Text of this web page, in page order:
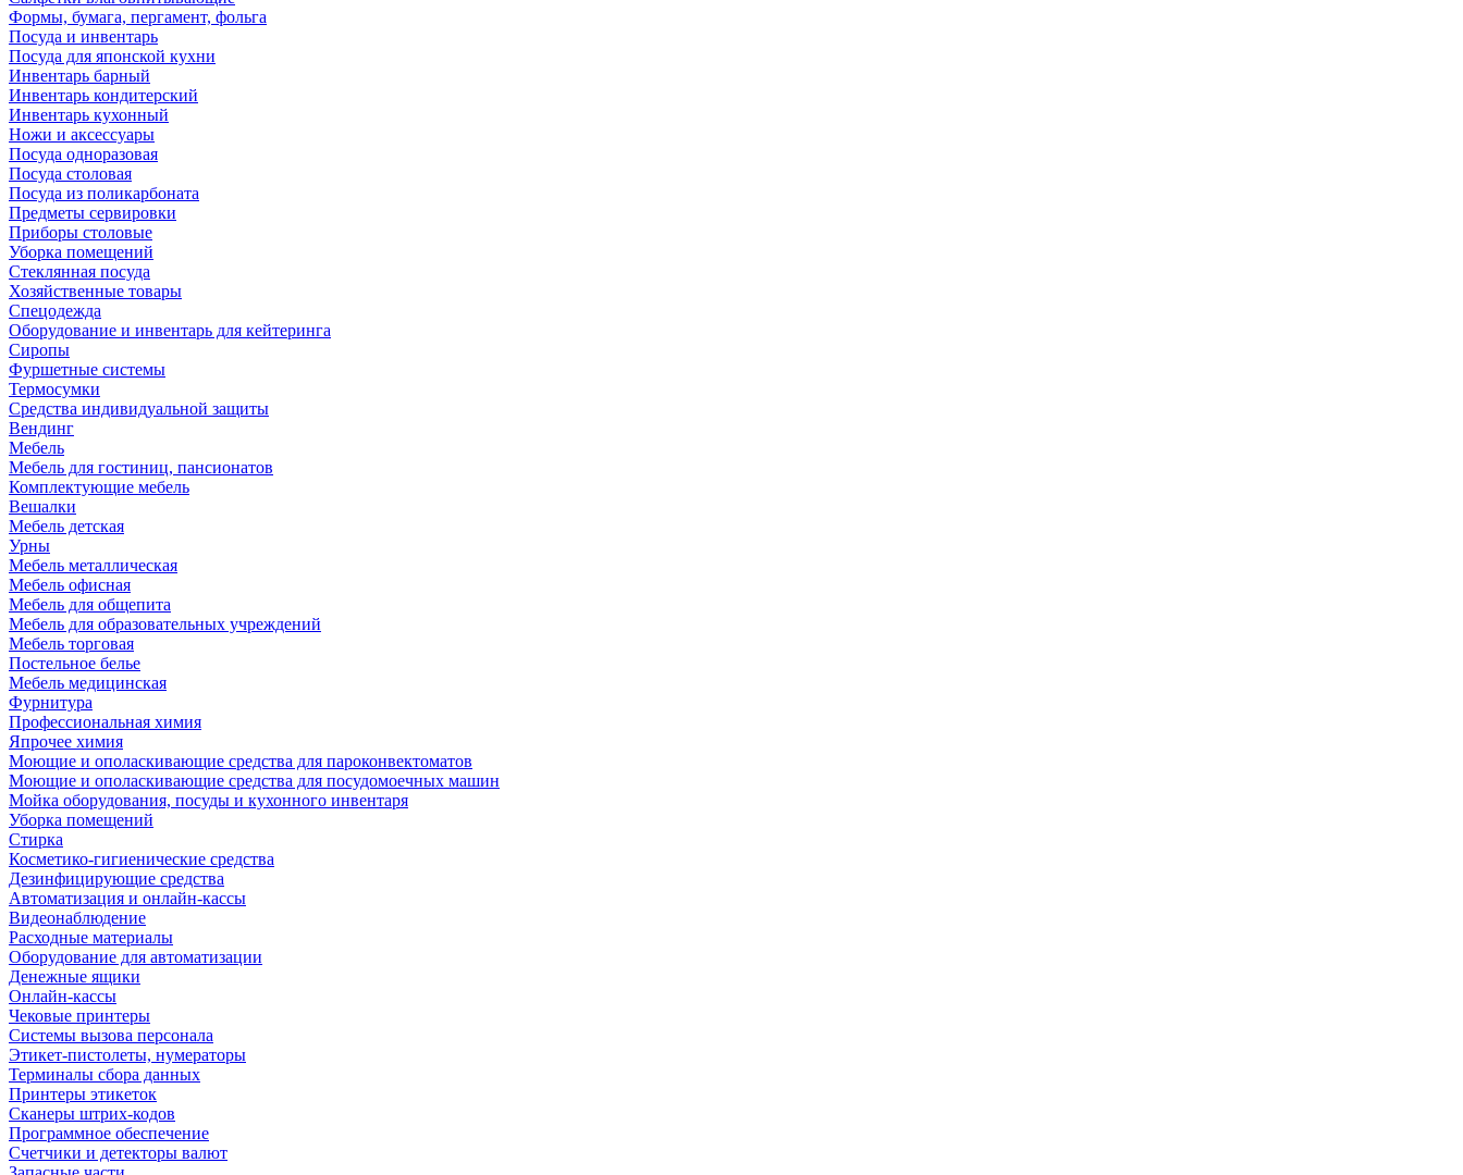
Формы, бумага, пергамент, фольга
Посуда и инвентарь
Посуда для японской кухни
Инвентарь барный
Инвентарь кондитерский
Инвентарь кухонный
Ножи и аксессуары
Посуда одноразовая
Посуда столовая
Посуда из поликарбоната
Предметы сервировки
Приборы столовые
Уборка помещений
Стеклянная посуда
Хозяйственные товары
Спецодежда
Оборудование и инвентарь для кейтеринга
Сиропы
Фуршетные системы
Термосумки
Средства индивидуальной защиты
Вендинг
Мебель
Мебель для гостиниц, пансионатов
Комплектующие мебель
Вешалки
Мебель детская
Урны
Мебель металлическая
Мебель офисная
Мебель для общепита
Мебель для образовательных учреждений
Мебель торговая
Постельное белье
Мебель медицинская
Фурнитура
Профессиональная химия
Япрочее химия
Моющие и ополаскивающие средства для пароконвектоматов
Моющие и ополаскивающие средства для посудомоечных машин
Мойка оборудования, посуды и кухонного инвентаря
Уборка помещений
Стирка
Косметико-гигиенические средства
Дезинфицирующие средства
Автоматизация и онлайн-кассы
Видеонаблюдение
Расходные материалы
Оборудование для автоматизации
Денежные ящики
Онлайн-кассы
Чековые принтеры
Системы вызова персонала
Этикет-пистолеты, нумераторы
Терминалы сбора данных
Принтеры этикеток
Сканеры штрих-кодов
Программное обеспечение
Счетчики и детекторы валют